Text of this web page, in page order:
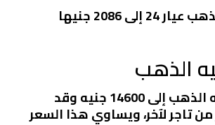
وصعد سعر الذهب عيار 24 إلى 2086 جنيها
الذهب
زاد سعر الجنيه الذهب إلى 14600 جنيه وقد
تاجر لآخر، ويساوي هذا السعر